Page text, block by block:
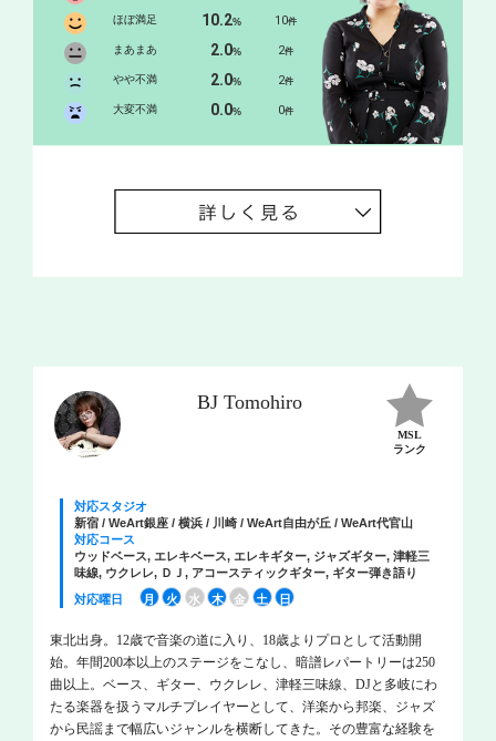
ほぼ満足 10.2% 10件
まあまあ 2.0% 2件
やや不満 2.0% 2件
大変不満 0.0% 0件
BJ Tomohiro
MSL
ランク
対応スタジオ
新宿 / WeArt銀座 / 横浜 / 川崎 / WeArt自由が丘 / WeArt代官山
対応コース
ウッドベース, エレキベース, エレキギター, ジャズギター, 津軽三
味線, ウクレレ, ＤＪ, アコースティックギター, ギター弾き語り
対応曜日
月 火 水 木 金 土 日
東北出身。12歳で音楽の道に入り、18歳よりプロとして活動開
始。年間200本以上のステージをこなし、暗譜レパートリーは250
曲以上。ベース、ギター、ウクレレ、津軽三味線、DJと多岐にわ
たる楽器を扱うマルチプレイヤーとして、洋楽から邦楽、ジャズ
から民謡まで幅広いジャンルを横断してきた。その豊富な経験を